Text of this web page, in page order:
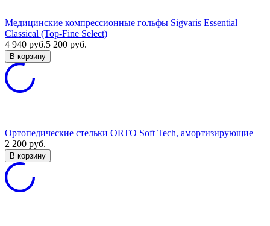
Медицинские компрессионные гольфы Sigvaris Essential
Classical (Top-Fine Select)
4 940 руб.5 200 руб.
В корзину
Ортопедические стельки ORTO Soft Tech, амортизирующие
2 200 руб.
В корзину